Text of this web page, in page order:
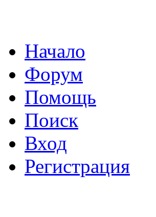
Начало
Форум
Помощь
Поиск
Вход
Регистрация